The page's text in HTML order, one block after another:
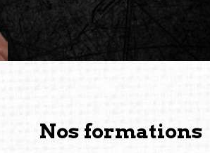
solidité et
vers de
— Vanini
(Photography: